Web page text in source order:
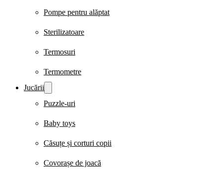
Pompe pentru alăptat
Sterilizatoare
Termosuri
Termometre
Jucării
Puzzle-uri
Baby toys
Căsuțe și corturi copii
Covorașe de joacă